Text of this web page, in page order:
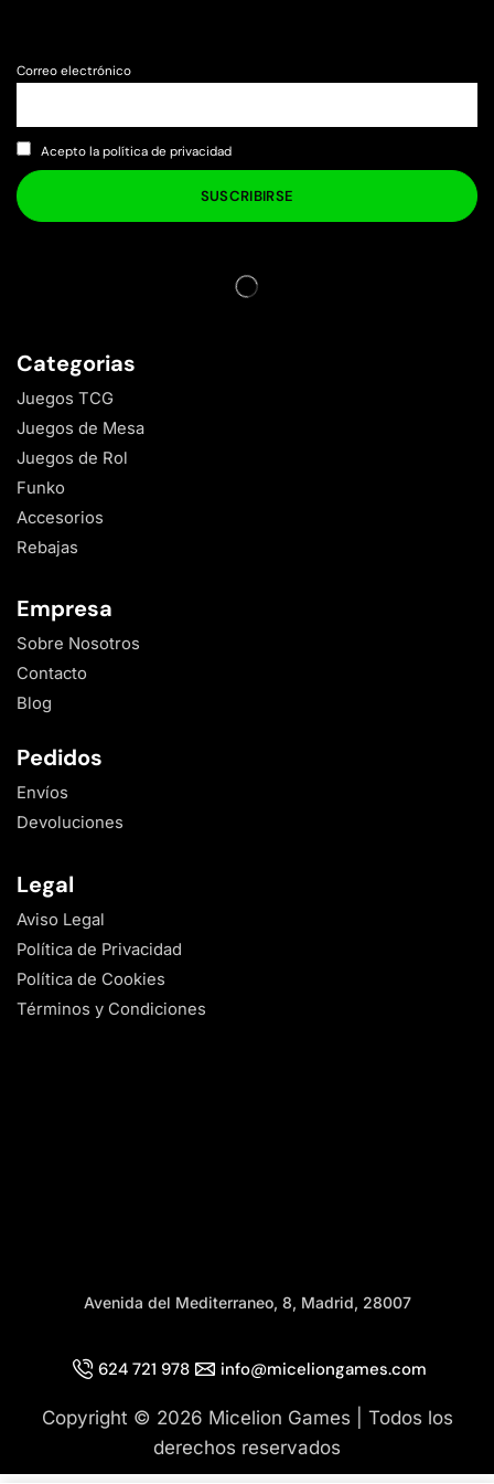
Correo electrónico
Acepto la política de privacidad
Categorias
Juegos TCG
Juegos de Mesa
Juegos de Rol
Funko
Accesorios
Rebajas
Empresa
Sobre Nosotros
Contacto
Blog
Pedidos
Envíos
Devoluciones
Legal
Aviso Legal
Política de Privacidad
Política de Cookies
Términos y Condiciones
Avenida del Mediterraneo, 8, Madrid, 28007
Copyright © 2026 Micelion Games | Todos los
derechos reservados
624 721 978 info@miceliongames.com